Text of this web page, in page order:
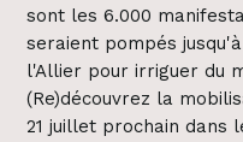
sont les 6.000
seraient pompés
l'Allier pour irriguer du
(Re)découvrez la
21 juillet prochain dans